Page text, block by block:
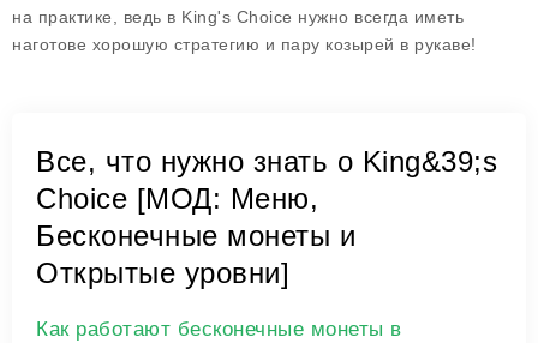
на практике, ведь в King's Choice нужно всегда иметь
наготове хорошую стратегию и пару козырей в рукаве!
Все, что нужно знать о King&39;s
Choice [МОД: Меню,
Бесконечные монеты и
Открытые уровни]
Как работают бесконечные монеты в